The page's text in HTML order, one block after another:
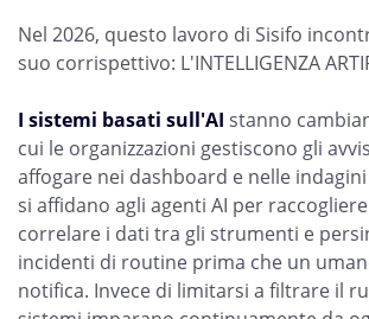
Nel 2026, questo lavoro di Sisifo
suo corrispettivo: L'INTELLIGENZA
I sistemi basati sull'AI stanno
cui le organizzazioni gestiscono gli
affogare nei dashboard e nelle indagini
si affidano agli agenti AI per
correlare i dati tra gli strumenti e
incidenti di routine prima che un
notifica. Invece di limitarsi a filtrare il